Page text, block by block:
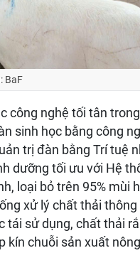
BaF
công nghệ tối tân
sinh học bằng công
trị đàn bằng Trí tuệ
dưỡng tối ưu với Hệ
loại bỏ trên 95% mùi
xử lý chất thải
sử dụng, chất thải
kín chuỗi sản xuất